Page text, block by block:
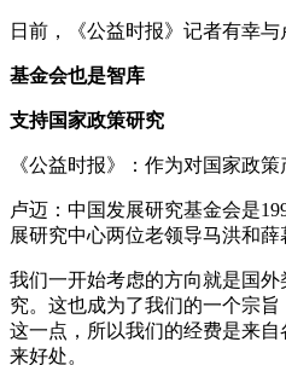
日前，《公益时报》记者有幸
基金会也是智库
支持国家政策研究
《公益时报》：作为对国家政
卢迈：中国发展研究基金会是
展研究中心两位老领导马洪和
我们一开始考虑的方向就是国
究。这也成为了我们的一个宗
这一点，所以我们的经费是来
来好处。